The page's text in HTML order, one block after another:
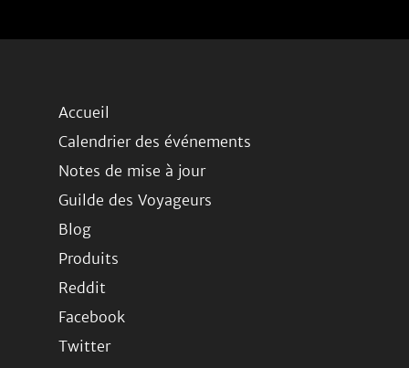
Accueil
Calendrier des événements
Notes de mise à jour
Guilde des Voyageurs
Blog
Produits
Reddit
Facebook
Twitter